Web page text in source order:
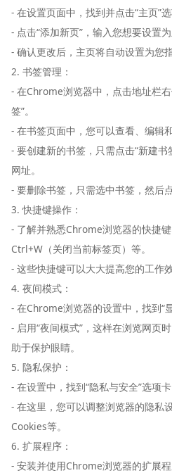
- 在设置页面中，找到并点击“主页”选
- 点击“添加新页”，输入您想要设置为
- 确认更改后，主页将自动设置为您
2. 书签管理：
- 在Chrome浏览器中，点击地址栏
签”。
- 在书签页面中，您可以查看、编辑
- 要创建新的书签，只需点击“新建
网址。
- 要删除书签，只需选中书签，然后
3. 快捷键操作：
- 了解并熟悉Chrome浏览器的快捷
Ctrl+W（关闭当前标签页）等。
- 这些快捷键可以大大提高您的工作效
4. 夜间模式：
- 在Chrome浏览器的设置中，找到“显
- 启用“夜间模式”，这样在浏览网页
助于保护眼睛。
5. 隐私保护：
- 在设置中，找到“隐私与安全”选项卡
- 在这里，您可以调整浏览器的隐私
Cookies等。
6. 扩展程序：
- 安装并使用Chrome浏览器的扩展